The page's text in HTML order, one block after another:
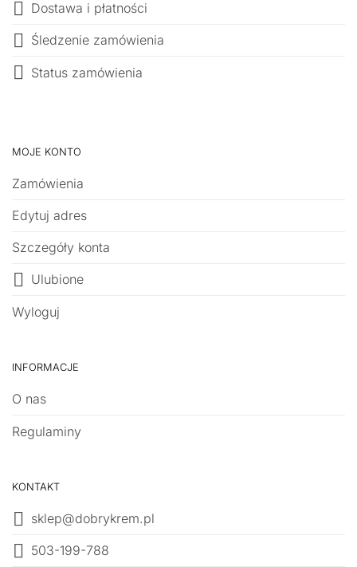
Dostawa i płatności
Śledzenie zamówienia
Status zamówienia
MOJE KONTO
Zamówienia
Edytuj adres
Szczegóły konta
Ulubione
Wyloguj
INFORMACJE
O nas
Regulaminy
KONTAKT
sklep@dobrykrem.pl
503-199-788